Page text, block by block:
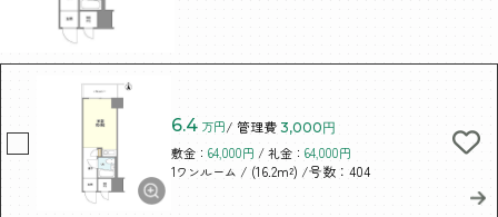
6.4 万円/ 管理費 3,000円
敷金：64,000円 / 礼金：64,000円
1ワンルーム / (16.2m²) /号数：404